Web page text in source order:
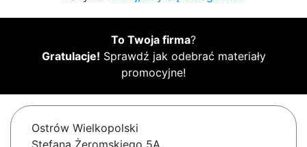
To Twoja firma?
Gratulacje! Sprawdź jak odebrać materiały
promocyjne!
Ostrów Wielkopolski